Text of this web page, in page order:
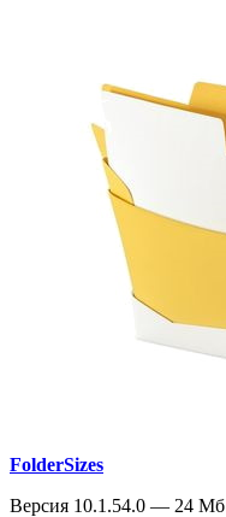
FolderSizes
Версия 10.1.54.0 — 24 Мб